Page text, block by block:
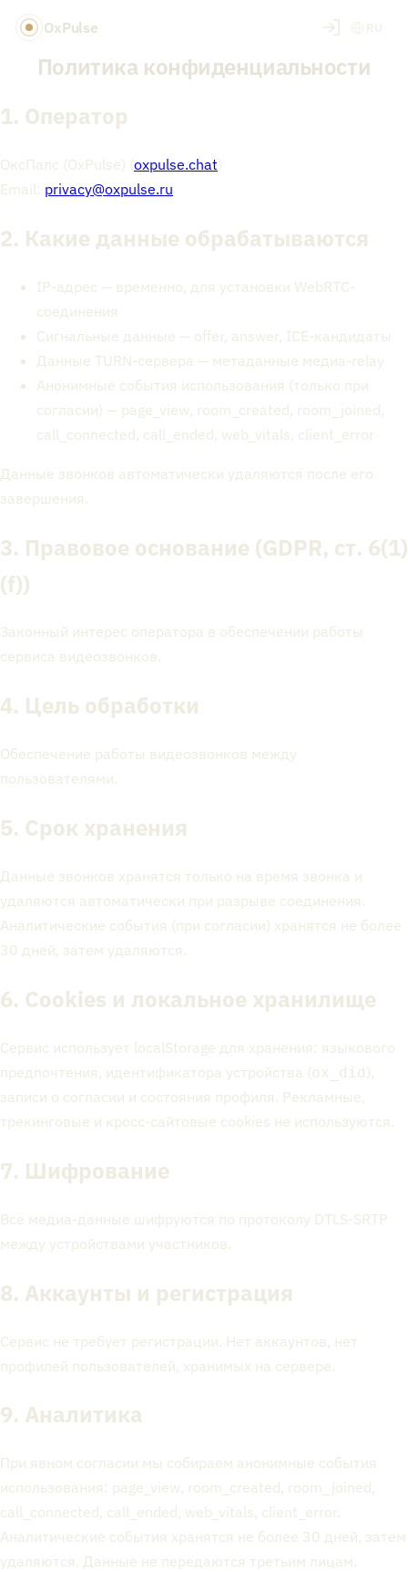
OxPulse RU
Политика конфиденциальности
1. Оператор
ОксПалс (OxPulse) (oxpulse.chat)
Email: privacy@oxpulse.ru
2. Какие данные обрабатываются
IP-адрес — временно, для установки WebRTC-
соединения
Сигнальные данные — offer, answer, ICE-кандидаты
Данные TURN-сервера — метаданные медиа-relay
Анонимные события использования (только при
согласии) — page_view, room_created, room_joined,
call_connected, call_ended, web_vitals, client_error
Данные звонков автоматически удаляются после его
завершения.
3. Правовое основание (GDPR, ст. 6(1)
(f))
Законный интерес оператора в обеспечении работы
сервиса видеозвонков.
4. Цель обработки
Обеспечение работы видеозвонков между
пользователями.
5. Срок хранения
Данные звонков хранятся только на время звонка и
удаляются автоматически при разрыве соединения.
Аналитические события (при согласии) хранятся не более
30 дней, затем удаляются.
6. Cookies и локальное хранилище
Сервис использует localStorage для хранения: языкового
предпочтения, идентификатора устройства (ox_did ),
записи о согласии и состояния профиля. Рекламные,
трекинговые и кросс-сайтовые cookies не используются.
7. Шифрование
Все медиа-данные шифруются по протоколу DTLS-SRTP
между устройствами участников.
8. Аккаунты и регистрация
Сервис не требует регистрации. Нет аккаунтов, нет
профилей пользователей, хранимых на сервере.
9. Аналитика
При явном согласии мы собираем анонимные события
использования: page_view, room_created, room_joined,
call_connected, call_ended, web_vitals, client_error.
Аналитические события хранятся не более 30 дней, затем
удаляются. Данные не передаются третьим лицам.